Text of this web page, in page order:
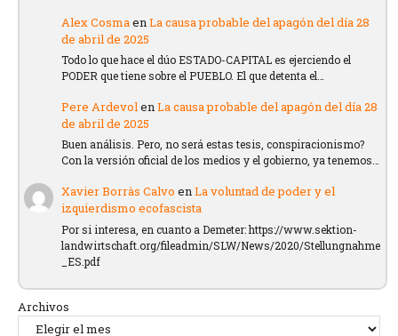
Alex CosmaenLa causa probable del apagón del día 28
de abril de 2025
Todo lo que hace el dúo ESTADO-CAPITAL es ejerciendo el
PODER que tiene sobre el PUEBLO. El que detenta el…
Pere ArdevolenLa causa probable del apagón del día 28
de abril de 2025
Buen análisis. Pero, no será estas tesis, conspiracionismo?
Con la versión oficial de los medios y el gobierno, ya tenemos…
Xavier Borràs Calvo enLa voluntad de poder y el
izquierdismo ecofascista
Por si interesa, en cuanto a Demeter: https://www.sektion-
landwirtschaft.org/fileadmin/SLW/News/2020/Stellungnahme
_ES.pdf
Archivos